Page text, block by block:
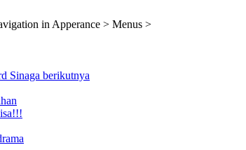
in Apperance > Menus >
Sinaga berikutnya